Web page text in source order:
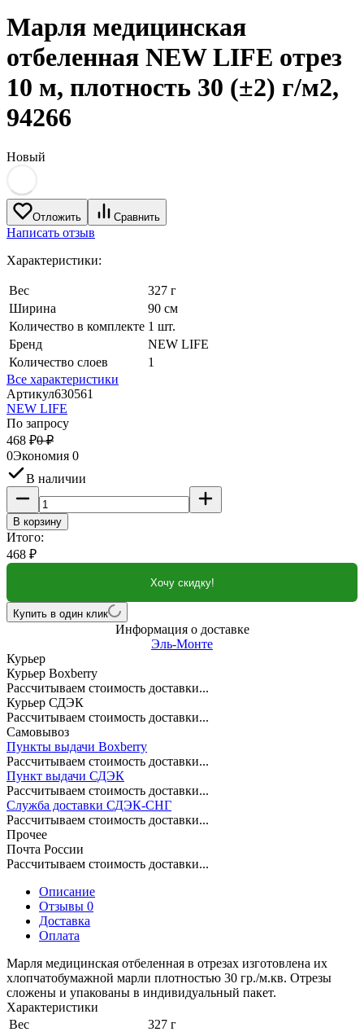
Марля медицинская
отбеленная NEW LIFE отрез
10 м, плотность 30 (±2) г/м2,
94266
Новый
Отложить Сравнить
Написать отзыв
Характеристики:
Вес
327 г
Ширина
90 см
Количество в комплекте 1 шт.
Бренд
NEW LIFE
Количество слоев
1
Все характеристики
Артикул630561
NEW LIFE
По запросу
468 ₽0 ₽
0Экономия 0
В наличии
В корзину
Итого:
468 ₽
Хочу скидку!
Купить в один клик
Информация о доставке
Эль-Монте
Курьер
Курьер Boxberry
Рассчитываем стоимость доставки...
Курьер СДЭК
Рассчитываем стоимость доставки...
Самовывоз
Пункты выдачи Boxberry
Рассчитываем стоимость доставки...
Пункт выдачи СДЭК
Рассчитываем стоимость доставки...
Служба доставки СДЭК-СНГ
Рассчитываем стоимость доставки...
Прочее
Почта России
Рассчитываем стоимость доставки...
Описание
Отзывы 0
Доставка
Оплата
Марля медицинская отбеленная в отрезах изготовлена их
хлопчатобумажной марли плотностью 30 гр./м.кв. Отрезы
сложены и упакованы в индивидуальный пакет.
Характеристики
Вес
327 г